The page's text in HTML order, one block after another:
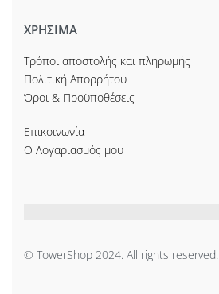
ΧΡΗΣΙΜΑ
Τρόποι αποστολής και πληρωμής
Πολιτική Απορρήτου
Όροι & Προϋποθέσεις
Επικοινωνία
Ο Λογαριασμός μου
© TowerShop 2024. All rights reserved.